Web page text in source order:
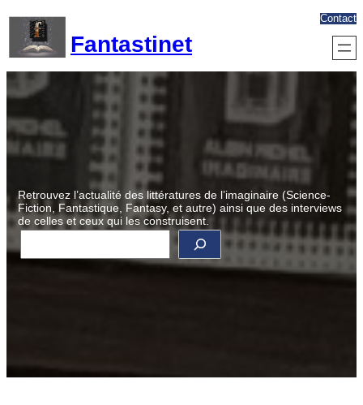
contenu
Fantastinet
Contact
Retrouvez l’actualité des littératures de l’imaginaire (Science-
Fiction, Fantastique, Fantasy, et autre) ainsi que des interviews
de celles et ceux qui les construisent.
R
c